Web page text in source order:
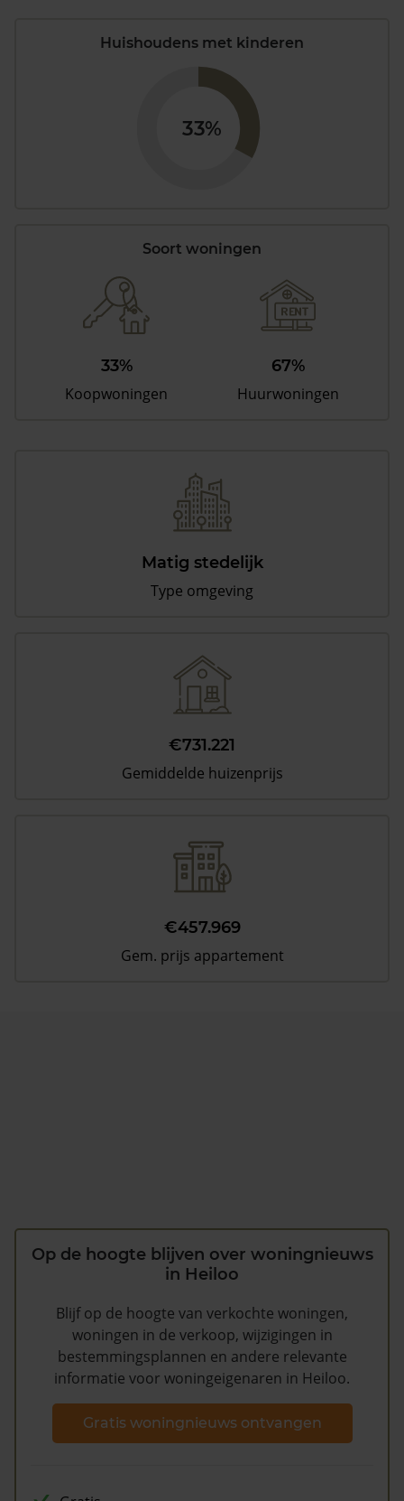
Huishoudens met kinderen
33%
Soort woningen
33%
Koopwoningen
67%
Huurwoningen
Matig stedelijk
Type omgeving
€731.221
Gemiddelde huizenprijs
€457.969
Gem. prijs appartement
Op de hoogte blijven over woningnieuws
in Heiloo
Blijf op de hoogte van verkochte woningen,
woningen in de verkoop, wijzigingen in
bestemmingsplannen en andere relevante
informatie voor woningeigenaren in Heiloo.
Gratis woningnieuws ontvangen